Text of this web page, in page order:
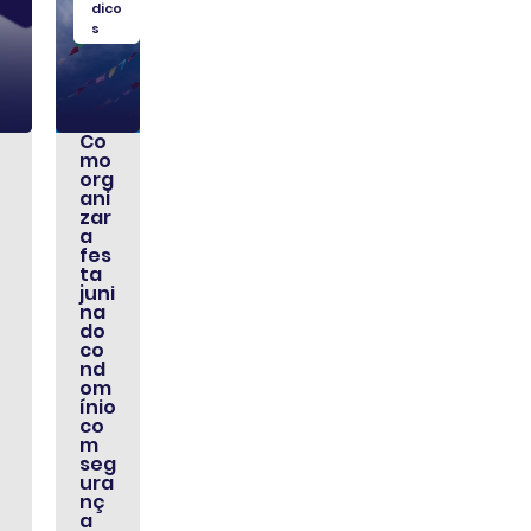
dico
s
Co
mo
org
ani
zar
a
fes
ta
juni
na
do
co
nd
om
ínio
co
m
seg
ura
nç
a